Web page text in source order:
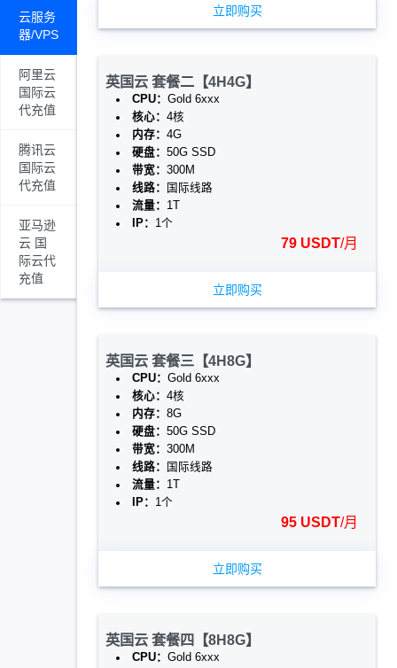
云服务
器/VPS
阿里云
国际云
代充值
腾讯云
国际云
代充值
亚马逊
云 国
际云代
充值
立即购买
英国云 套餐二【4H4G】
CPU： Gold 6xxx
核心： 4核
内存： 4G
硬盘： 50G SSD
带宽： 300M
线路：
国际线路
流量：
1T
IP：
1个
79 USDT/月
立即购买
英国云 套餐三【4H8G】
CPU： Gold 6xxx
核心： 4核
内存： 8G
硬盘： 50G SSD
带宽： 300M
线路：
国际线路
流量：
1T
IP：
1个
95 USDT/月
立即购买
英国云 套餐四【8H8G】
CPU： Gold 6xxx